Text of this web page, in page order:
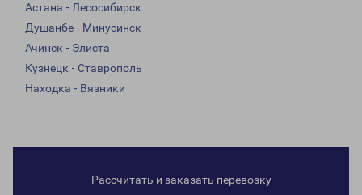
Астана - Лесосибирск
Душанбе - Минусинск
Ачинск - Элиста
Кузнецк - Ставрополь
Находка - Вязники
Рассчитать и заказать перевозку